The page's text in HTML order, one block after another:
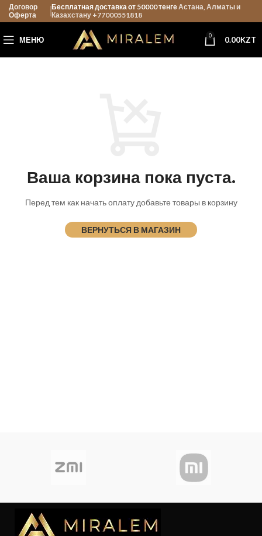
Договор
Оферта
Бесплатная доставка от 50000 тенгеАстана, Алматы и
Казахстану +77000551818
МЕНЮ 0 0.00KZT
Ваша корзина пока пуста.
Перед тем как начать оплату добавьте товары в корзину
ВЕРНУТЬСЯ В МАГАЗИН